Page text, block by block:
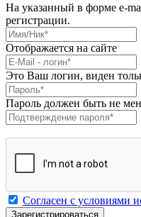
На указанный в форме e-
регистрации.
Имя/Ник
Отображается на сайте
E-Mail *
Это Ваш логин, виден
Пароль*
Пароль должен быть не
Подтверждение пароля
Согласен с условиями